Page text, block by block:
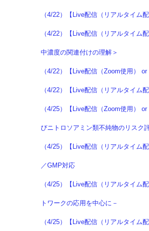
（4/22）【Live配信（リアルタイム
（4/22）【Live配信（リアルタイ
中濃度の関連付けの理解＞
（4/22）【Live配信（Zoom使用）
（4/22）【Live配信（リアルタイム
（4/25）【Live配信（Zoom使用）
びニトロソアミン類不純物のリスク
（4/25）【Live配信（リアルタイ
／GMP対応
（4/25）【Live配信（リアルタイ
トワークの応用を中心に－
（4/25）【Live配信（リアルタイム